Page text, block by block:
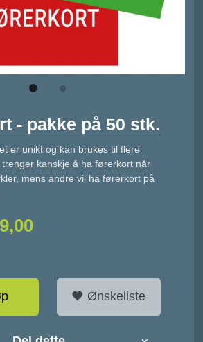
- pakke på 50 stk.
er unikt og kan brukes til flere
kanskje å ha førerkort når
mens andre vil ha førerkort på
Ønskeliste